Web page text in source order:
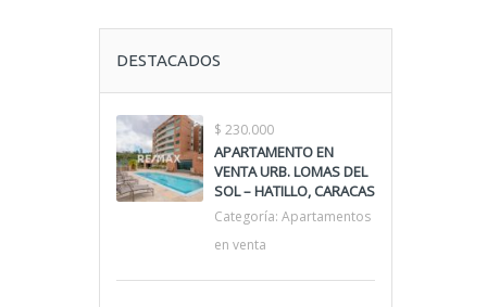
DESTACADOS
$ 230.000
APARTAMENTO EN
VENTA URB. LOMAS DEL
SOL – HATILLO, CARACAS
Categoría: Apartamentos
en venta